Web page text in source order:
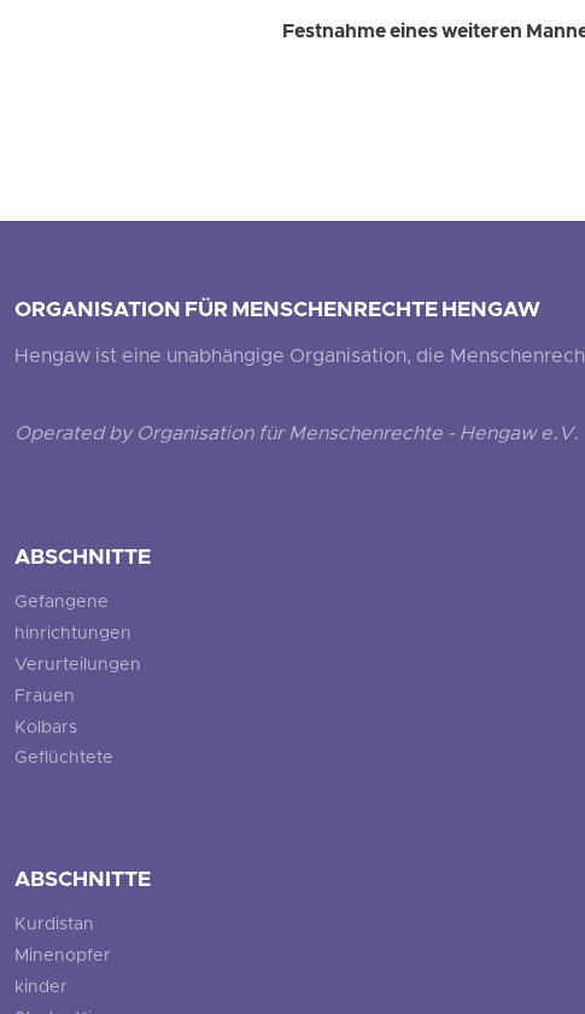
Festnahme eines weiteren
ORGANISATION FÜR MENSCHENRECHTE HENGAW
Hengaw ist eine unabhängige Organisation, die
Operated by Organisation für Menschenrechte - Hengaw e.V.
ABSCHNITTE
Gefangene
hinrichtungen
Verurteilungen
Frauen
Kolbars
Geflüchtete
ABSCHNITTE
Kurdistan
Minenopfer
kinder